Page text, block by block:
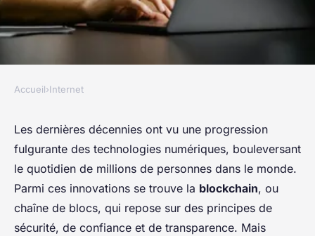
Comment les technologies de
blockchain peuvent-elles être
utilisées pour créer des
systèmes de vote inviolables ?
Accueil›Internet
Les dernières décennies ont vu une progression
fulgurante des technologies numériques, bouleversant
le quotidien de millions de personnes dans le monde.
Parmi ces innovations se trouve la blockchain, ou
chaîne de blocs, qui repose sur des principes de
sécurité, de confiance et de transparence. Mais